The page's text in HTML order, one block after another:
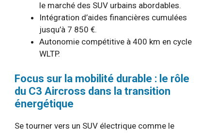
le marché des SUV urbains abordables.
Intégration d’aides financières cumulées
jusqu’à 7 850 €.
Autonomie compétitive à 400 km en cycle
WLTP.
Focus sur la mobilité durable : le rôle
du C3 Aircross dans la transition
énergétique
Se tourner vers un SUV électrique comme le